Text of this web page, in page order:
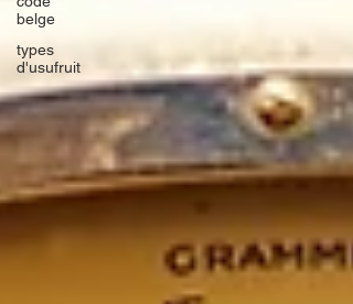
belge
types
d'usufruit